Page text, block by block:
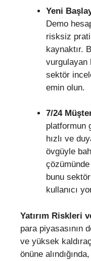
Yeni
Demo
risksiz
kaynaktır.
vurgulayan
sektör
emin olun.
7/24
platformun
hızlı ve
övgüyle
bunu
kullanıcı
Yatırım Riskleri
para piyasasının
ve yüksek
önüne